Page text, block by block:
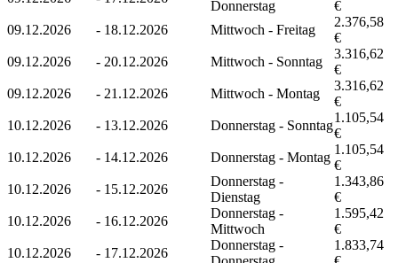
Donnerstag
€
09.12.2026
- 18.12.2026 Mittwoch - Freitag
2.376,58
€
09.12.2026
- 20.12.2026 Mittwoch - Sonntag
3.316,62
€
09.12.2026
- 21.12.2026 Mittwoch - Montag
3.316,62
€
10.12.2026
- 13.12.2026 Donnerstag - Sonntag
1.105,54
€
10.12.2026
- 14.12.2026 Donnerstag - Montag
1.105,54
€
10.12.2026
- 15.12.2026
Donnerstag -
Dienstag
1.343,86
€
10.12.2026
- 16.12.2026
Donnerstag -
Mittwoch
1.595,42
€
10.12.2026
- 17.12.2026
Donnerstag -
1.833,74